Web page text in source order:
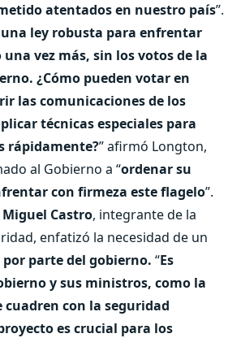
atentados en nuestro país”.
ley robusta para enfrentar
vez más, sin los votos de la
¿Cómo pueden votar en
las comunicaciones de los
técnicas especiales para
rápidamente?” afirmó Longton,
al Gobierno a “ordenar su
con firmeza este flagelo”.
Miguel Castro, integrante de la
enfatizó la necesidad de un
parte del gobierno. “Es
y sus ministros, como la
cuadren con la seguridad
es crucial para los